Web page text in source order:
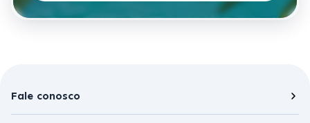
Fale conosco